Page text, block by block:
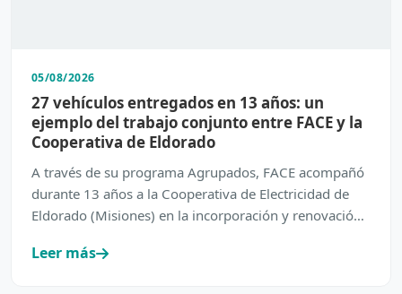
05/08/2026
27 vehículos entregados en 13 años: un
ejemplo del trabajo conjunto entre FACE y la
Cooperativa de Eldorado
A través de su programa Agrupados, FACE acompañó
durante 13 años a la Cooperativa de Electricidad de
Eldorado (Misiones) en la incorporación y renovación
Leer más